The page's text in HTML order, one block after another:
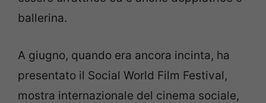
ballerina.
A giugno, quando era ancora incinta, ha
presentato il Social World Film Festival,
mostra internazionale del cinema sociale,